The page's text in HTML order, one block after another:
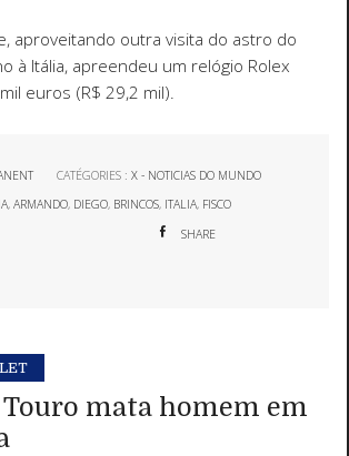
aproveitando outra visita do astro do
à Itália, apreendeu um relógio Rolex
euros (R$ 29,2 mil).
CATÉGORIES :X - NOTICIAS DO MUNDO
,ARMANDO, DIEGO, BRINCOS, ITALIA, FISCO
SHARE
Touro mata homem em